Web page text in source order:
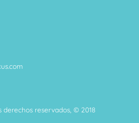
derechos reservados, © 2018